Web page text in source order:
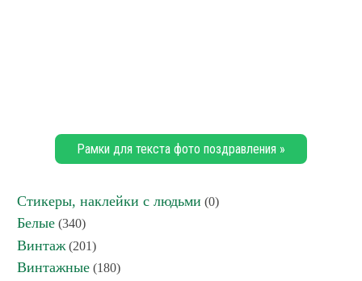
Рамки для текста фото поздравления »
Стикеры, наклейки с людьми (0)
Белые (340)
Винтаж (201)
Винтажные (180)